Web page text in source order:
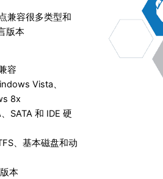
兼容很多类型和
版本
容
Vista、
8x
SATA 和 IDE 硬
、基本磁盘和动
本